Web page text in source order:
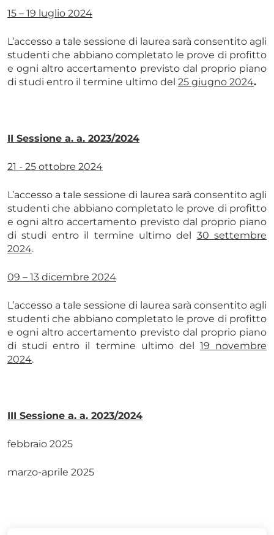
15 – 19 luglio 2024
L’accesso a tale sessione di laurea sarà consentito agli
studenti che abbiano completato le prove di profitto
e ogni altro accertamento previsto dal proprio piano
di studi entro il termine ultimo del 25 giugno 2024.
II Sessione a. a. 2023/2024
21 - 25 ottobre 2024
L’accesso a tale sessione di laurea sarà consentito agli
studenti che abbiano completato le prove di profitto
e ogni altro accertamento previsto dal proprio piano
di studi entro il termine ultimo del 30 settembre
2024.
09 – 13 dicembre 2024
L’accesso a tale sessione di laurea sarà consentito agli
studenti che abbiano completato le prove di profitto
e ogni altro accertamento previsto dal proprio piano
di studi entro il termine ultimo del 19 novembre
2024.
III Sessione a. a. 2023/2024
febbraio 2025
marzo-aprile 2025